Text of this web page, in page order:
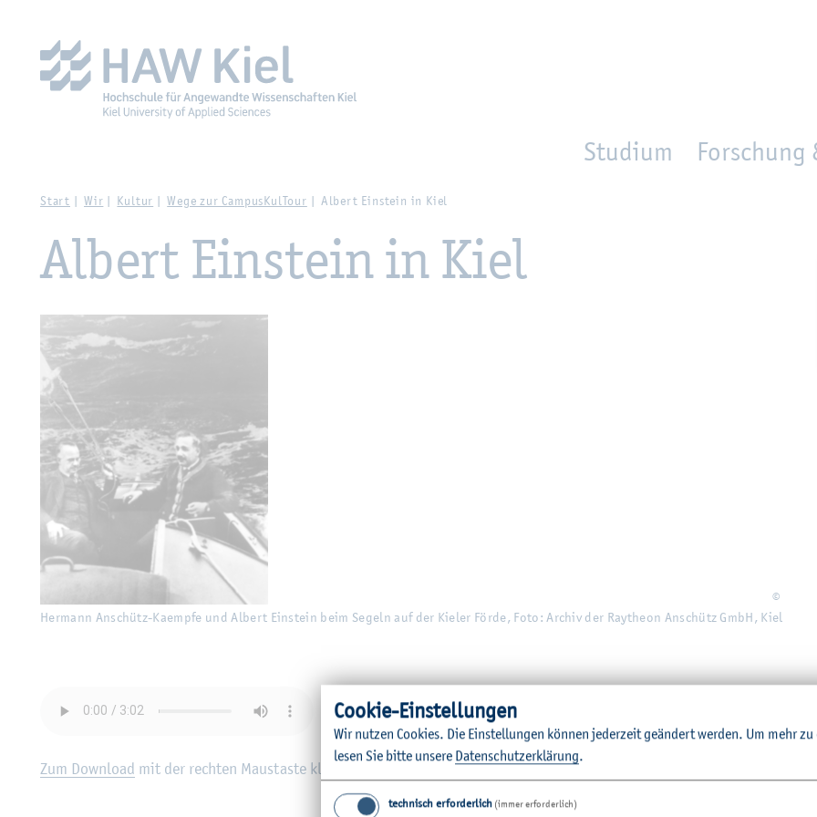
Studium Forschung
Start Wir Kul­tur Wege zur Cam­pus­Kul­Tour Al­bert Ein­stein in Kiel
Al­bert Ein­stein in Kiel
©
Her­mann An­schütz-Ka­emp­fe und Al­bert Ein­stein beim Se­geln auf der Kie­ler Förde, Foto: Ar­chiv der Ray­the­on An­schütz GmbH, Kiel
Zum Down­load mit der rech­ten Maus­tas­te kli­cken, dann "Ziel spei­chern unter..."
Coo­kie-Ein­stel­lun­gen
Wir nut­zen Coo­kies. Die Ein­stel­lun­gen kön­nen je­der­zeit ge­än­dert wer­den. Um mehr
lesen Sie bitte un­se­re Da­ten­schut­z­er­klä­rung.
technisch erforderlich (immer erforderlich)